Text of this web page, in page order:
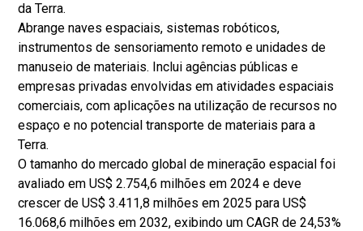
da Terra.
Abrange naves espaciais, sistemas robóticos,
instrumentos de sensoriamento remoto e unidades de
manuseio de materiais. Inclui agências públicas e
empresas privadas envolvidas em atividades espaciais
comerciais, com aplicações na utilização de recursos no
espaço e no potencial transporte de materiais para a
Terra.
O tamanho do mercado global de mineração espacial foi
avaliado em US$ 2.754,6 milhões em 2024 e deve
crescer de US$ 3.411,8 milhões em 2025 para US$
16.068,6 milhões em 2032, exibindo um CAGR de 24,53%